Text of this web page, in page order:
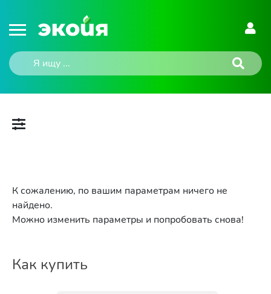
К сожалению, по вашим параметрам ничего не
найдено.
Можно изменить параметры и попробовать снова!
Как купить